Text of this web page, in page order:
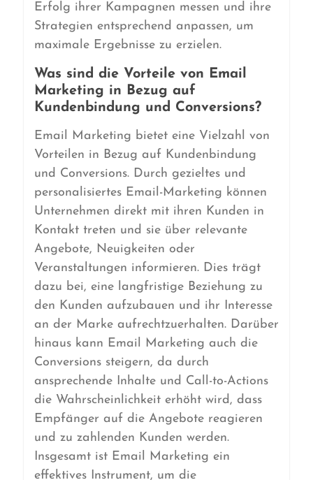
Erfolg ihrer Kampagnen messen und ihre
Strategien entsprechend anpassen, um
maximale Ergebnisse zu erzielen.
Was sind die Vorteile von Email
Marketing in Bezug auf
Kundenbindung und Conversions?
Email Marketing bietet eine Vielzahl von
Vorteilen in Bezug auf Kundenbindung
und Conversions. Durch gezieltes und
personalisiertes Email-Marketing können
Unternehmen direkt mit ihren Kunden in
Kontakt treten und sie über relevante
Angebote, Neuigkeiten oder
Veranstaltungen informieren. Dies trägt
dazu bei, eine langfristige Beziehung zu
den Kunden aufzubauen und ihr Interesse
an der Marke aufrechtzuerhalten. Darüber
hinaus kann Email Marketing auch die
Conversions steigern, da durch
ansprechende Inhalte und Call-to-Actions
die Wahrscheinlichkeit erhöht wird, dass
Empfänger auf die Angebote reagieren
und zu zahlenden Kunden werden.
Insgesamt ist Email Marketing ein
effektives Instrument, um die